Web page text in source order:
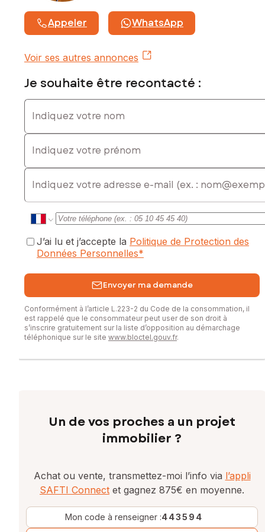
Appeler WhatsApp
Voir ses autres annonces
Je souhaite être recontacté :
Indiquez votre nom
Indiquez votre prénom
E-mail
J’ai lu et j’accepte la Politique de Protection des
Données Personnelles*
Envoyer ma demande
Conformément à l’article L.223-2 du Code de la consommation, il
est rappelé que le consommateur peut user de son droit à
s’inscrire gratuitement sur la liste d’opposition au démarchage
téléphonique sur le site www.bloctel.gouv.fr.
Un de vos proches a un projet
immobilier ?
Achat ou vente, transmettez-moi l’info via l’appli
SAFTI Connect et gagnez 875€ en moyenne.
Mon code à renseigner :443594